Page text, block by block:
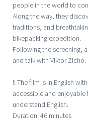
people in the world to
Along the way, they
traditions, and
bikepacking expedition.
Following the screening,
and talk with Viktor Zichó.
!! The film is in English
accessible and enjoyable
understand English.
Duration: 46 minutes